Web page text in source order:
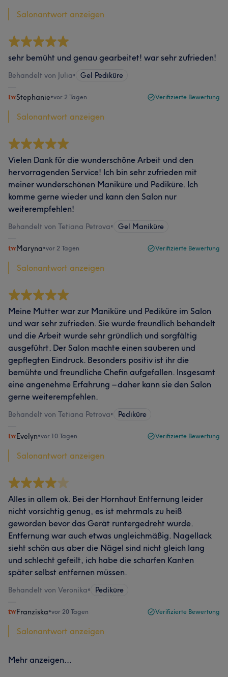
Salonantwort anzeigen
sehr bemüht und genau gearbeitet! war sehr zufrieden!
Behandelt von Julia• Gel Pediküre
Stephanie•vor 2 Tagen Verifizierte Bewertung
Salonantwort anzeigen
Vielen Dank für die wunderschöne Arbeit und den
hervorragenden Service! Ich bin sehr zufrieden mit
meiner wunderschönen Maniküre und Pediküre. Ich
komme gerne wieder und kann den Salon nur
weiterempfehlen!
Behandelt von Tetiana Petrova• Gel Maniküre
Maryna•vor 2 Tagen Verifizierte Bewertung
Salonantwort anzeigen
Meine Mutter war zur Maniküre und Pediküre im Salon
und war sehr zufrieden. Sie wurde freundlich behandelt
und die Arbeit wurde sehr gründlich und sorgfältig
ausgeführt. Der Salon machte einen sauberen und
gepflegten Eindruck. Besonders positiv ist ihr die
bemühte und freundliche Chefin aufgefallen. Insgesamt
eine angenehme Erfahrung – daher kann sie den Salon
gerne weiterempfehlen.
Behandelt von Tetiana Petrova• Pediküre
Evelyn•vor 10 Tagen Verifizierte Bewertung
Salonantwort anzeigen
Alles in allem ok. Bei der Hornhaut Entfernung leider
nicht vorsichtig genug, es ist mehrmals zu heiß
geworden bevor das Gerät runtergedreht wurde.
Entfernung war auch etwas ungleichmäßig. Nagellack
sieht schön aus aber die Nägel sind nicht gleich lang
und schlecht gefeilt, ich habe die scharfen Kanten
später selbst entfernen müssen.
Behandelt von Veronika• Pediküre
Franziska•vor 20 Tagen Verifizierte Bewertung
Salonantwort anzeigen
Mehr anzeigen...